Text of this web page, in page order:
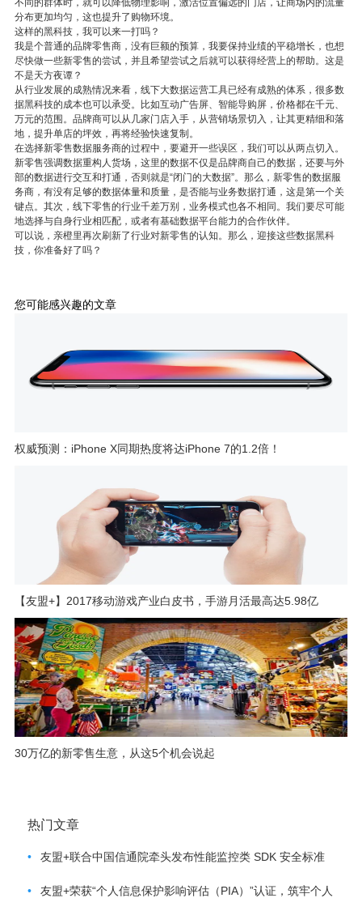
分布更加均匀，这也提升了购物环境。
这样的黑科技，我可以来一打吗？
我是个普通的品牌零售商，没有巨额的预算，我要保持业绩的平稳增长，也想
尽快做一些新零售的尝试，并且希望尝试之后就可以获得经营上的帮助。这是
不是天方夜谭？
从行业发展的成熟情况来看，线下大数据运营工具已经有成熟的体系，很多数
据黑科技的成本也可以承受。比如互动广告屏、智能导购屏，价格都在千元、
万元的范围。品牌商可以从几家门店入手，从营销场景切入，让其更精细和落
地，提升单店的坪效，再将经验快速复制。
在选择新零售数据服务商的过程中，要避开一些误区，我们可以从两点切入。
新零售强调数据重构人货场，这里的数据不仅是品牌商自己的数据，还要与外
部的数据进行交互和打通，否则就是“闭门的大数据”。那么，新零售的数据服
务商，有没有足够的数据体量和质量，是否能与业务数据打通，这是第一个关
键点。其次，线下零售的行业千差万别，业务模式也各不相同。我们要尽可能
地选择与自身行业相匹配，或者有基础数据平台能力的合作伙伴。
可以说，亲橙里再次刷新了行业对新零售的认知。那么，迎接这些数据黑科
技，你准备好了吗？
您可能感兴趣的文章
权威预测：iPhone X同期热度将达iPhone 7的1.2倍！
【友盟+】2017移动游戏产业白皮书，手游月活最高达5.98亿
30万亿的新零售生意，从这5个机会说起
热门文章
• 友盟+联合中国信通院牵头发布性能监控类 SDK 安全标准
•
友盟+荣获“个人信息保护影响评估（PIA）”认证，筑牢个人